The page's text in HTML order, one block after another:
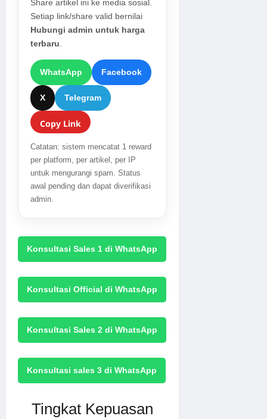
Share artikel ini ke media sosial.
Setiap link/share valid bernilai
Hubungi admin untuk harga
terbaru
WhatsApp Facebook
X Telegram
Copy Link
Catatan: sistem mencatat 1 reward
per platform, per artikel, per IP
untuk mengurangi spam. Status
awal pending dan dapat diverifikasi
admin.
Konsultasi Sales 1 di WhatsApp
Konsultasi Official di WhatsApp
Konsultasi Sales 2 di WhatsApp
Konsultasi sales 3 di WhatsApp
Tingkat Kepuasan